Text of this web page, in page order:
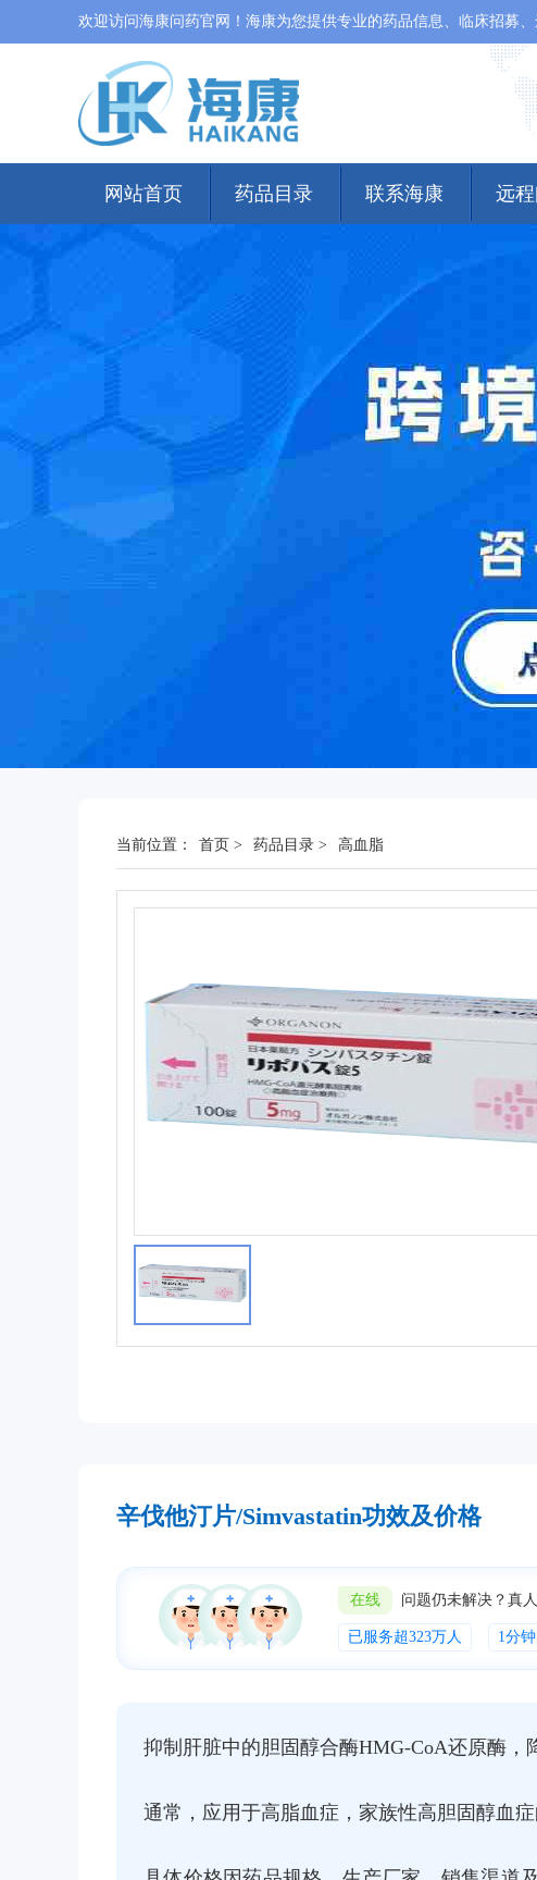
欢迎访问海康问药官网！海康为您提供专业的药品信息、临床招募
网站首页 药品目录 联系海康 远
当前位置： 首页 > 药品目录 > 高血脂
辛伐他汀片/Simvastatin功效及价格
在线 问题仍未解决？真
已服务超323万人 1分
抑制肝脏中的胆固醇合酶HMG-CoA还原酶，
通常，应用于高脂血症，家族性高胆固醇血